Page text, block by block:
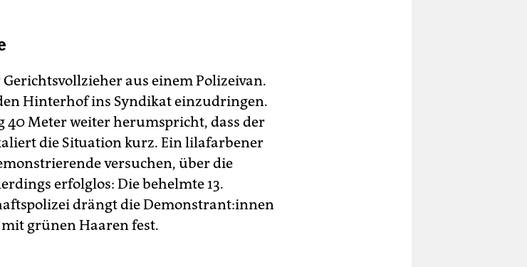
aus einem Polizeivan.
Hinterhof ins Syndikat einzudringen.
40 Meter weiter herumspricht, dass der
die Situation kurz. Ein lilafarbener
versuchen, über die
erfolglos: Die behelmte 13.
drängt die Demonstrant:innen
grünen Haaren fest.